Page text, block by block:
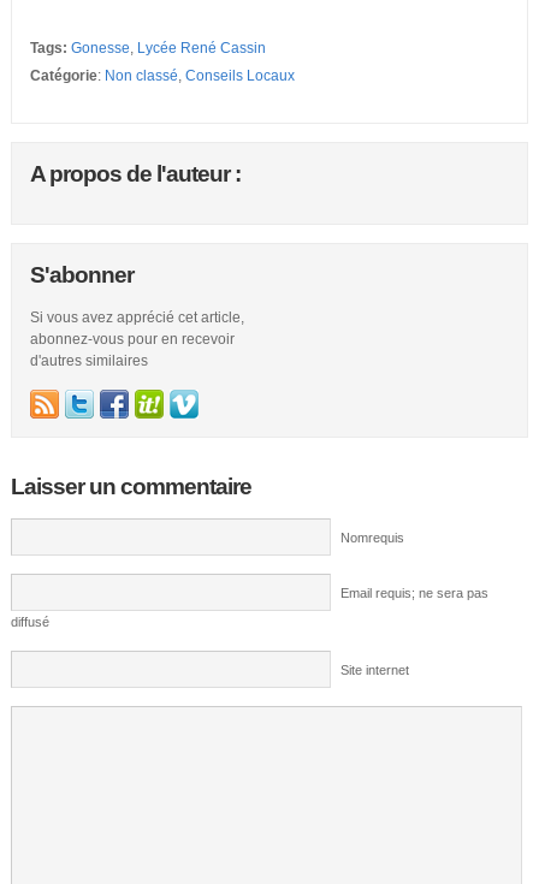
Tags: Gonesse, Lycée René Cassin
Catégorie: Non classé, Conseils Locaux
A propos de l'auteur :
S'abonner
Si vous avez apprécié cet article,
abonnez-vous pour en recevoir
d'autres similaires
Laisser un commentaire
Nomrequis
Email requis; ne sera pas
diffusé
Site internet